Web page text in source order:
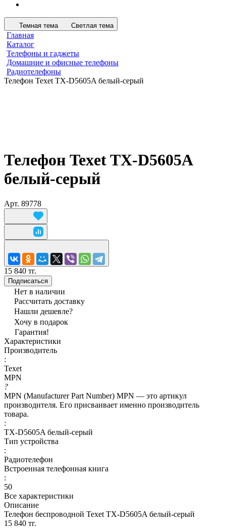
Темная тема Светлая тема
Главная
Каталог
Телефоны и гаджеты
Домашние и офисные телефоны
Радиотелефоны
Телефон Texet TX-D5605A белый-серый
Телефон Texet TX-D5605A
белый-серый
Арт. 89778
15 840 тг.
Подписаться
Нет в наличии
Рассчитать доставку
Нашли дешевле?
Хочу в подарок
Гарантия!
Характеристики
Производитель
:
Texet
MPN
?
MPN (Manufacturer Part Number) MPN — это артикул
производителя. Его присваивает именно производитель
товара.
:
TX-D5605A белый-серый
Тип устройства
:
Радиотелефон
Встроенная телефонная книга
:
50
Все характеристики
Описание
Телефон беспроводной Texet TX-D5605A белый-серый
15 840 тг.